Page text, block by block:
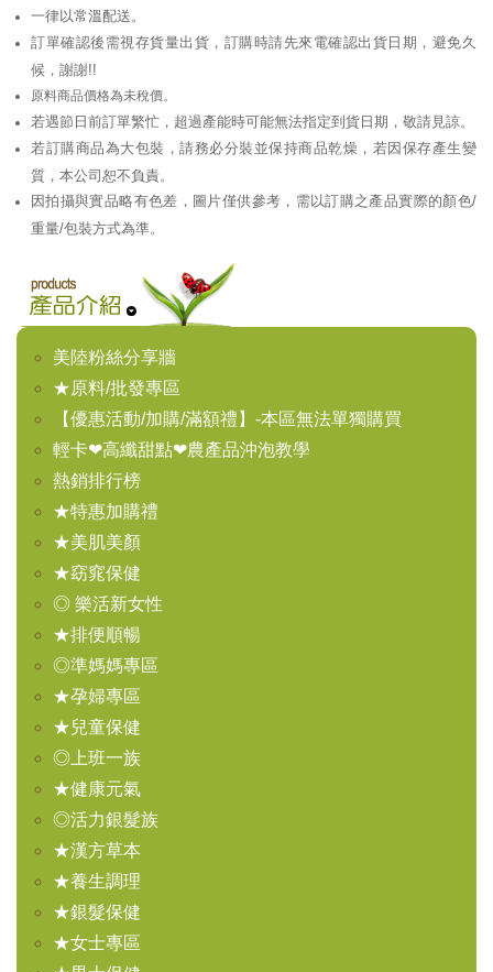
一律以常溫配送。
訂單確認後需視存貨量出貨，訂購時請先來電確認出貨日期，避免久
候，謝謝!!
原料商品價格為未稅價。
若遇節日前訂單繁忙，超過產能時可能無法指定到貨日期，敬請見諒。
若訂購商品為大包裝，請務必分裝並保持商品乾燥，若因保存產生變
質，本公司恕不負責。
因拍攝與實品略有色差，圖片僅供參考，需以訂購之產品實際的顏色/
重量/包裝方式為準。
美陸粉絲分享牆
★原料/批發專區
【優惠活動/加購/滿額禮】-本區無法單獨購買
輕卡❤高纖甜點❤農產品沖泡教學
熱銷排行榜
★特惠加購禮
★美肌美顏
★窈窕保健
◎ 樂活新女性
★排便順暢
◎準媽媽專區
★孕婦專區
★兒童保健
◎上班一族
★健康元氣
◎活力銀髮族
★漢方草本
★養生調理
★銀髮保健
★女士專區